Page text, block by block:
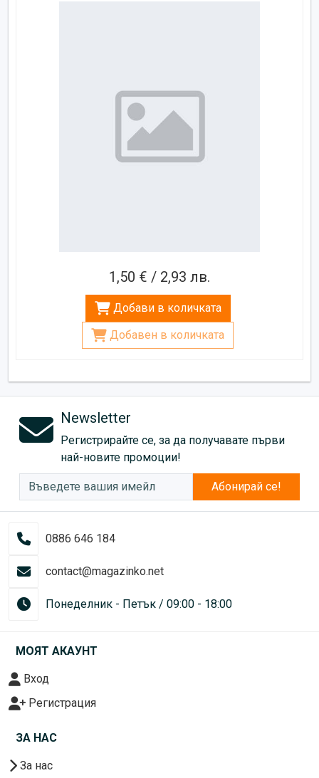
1,50 € / 2,93 лв.
Добави в количката
Добавен в количката
Newsletter
Регистрирайте се, за да получавате първи
най-новите промоции!
Абонирай се!
0886 646 184
contact@magazinko.net
Понеделник - Петък / 09:00 - 18:00
МОЯТ АКАУНТ
Вход
Регистрация
ЗА НАС
За нас